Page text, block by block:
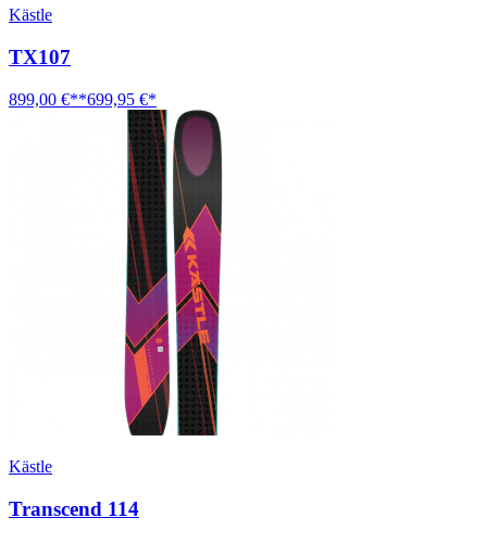
Kästle
TX107
899,00 €**699,95 €*
Kästle
Transcend 114